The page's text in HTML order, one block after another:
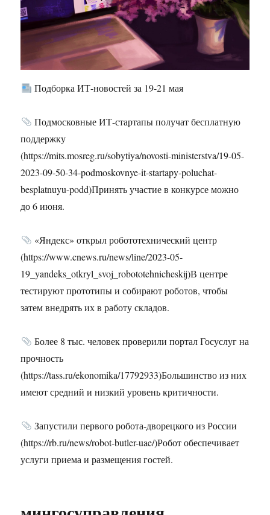
Подборка ИТ-новостей за 19-21 мая
Подмосковные ИТ-стартапы получат бесплатную
поддержку
(https://mits.mosreg.ru/sobytiya/novosti-ministerstva/19-05-
2023-09-50-34-podmoskovnye-it-startapy-poluchat-
besplatnuyu-podd)Принять участие в конкурсе можно
до 6 июня.
«Яндекс» открыл робототехнический центр
(https://www.cnews.ru/news/line/2023-05-
19_yandeks_otkryl_svoj_robototehnicheskij)В центре
тестируют прототипы и собирают роботов, чтобы
затем внедрять их в работу складов.
Более 8 тыс. человек проверили портал Госуслуг на
прочность
(https://tass.ru/ekonomika/17792933)Большинство из них
имеют средний и низкий уровень критичности.
Запустили первого робота-дворецкого из России
(https://rb.ru/news/robot-butler-uae/)Робот обеспечивает
услуги приема и размещения гостей.